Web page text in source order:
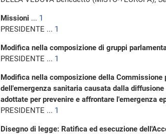
Missioni ... 1
PRESIDENTE ... 1
Modifica nella composizione di gruppi
PRESIDENTE ... 1
Modifica nella composizione della
dell'emergenza sanitaria causata dalla
adottate per prevenire e affrontare l'emergenza
PRESIDENTE ... 1
Disegno di legge: Ratifica ed esecuzione